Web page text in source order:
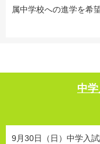
属中学校への進学を希
中
9月30日（日）中学入